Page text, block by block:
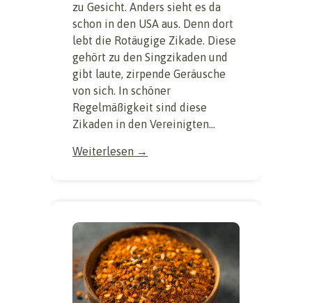
zu Gesicht. Anders sieht es da
schon in den USA aus. Denn dort
lebt die Rotäugige Zikade. Diese
gehört zu den Singzikaden und
gibt laute, zirpende Geräusche
von sich. In schöner
Regelmäßigkeit sind diese
Zikaden in den Vereinigten...
Weiterlesen →